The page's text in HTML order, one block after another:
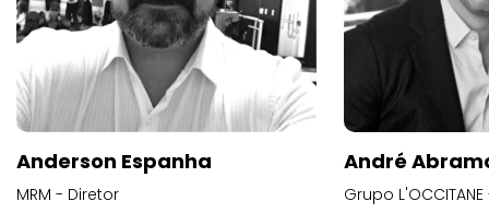
Anderson Espanha
MRM - Diretor
André
Grupo